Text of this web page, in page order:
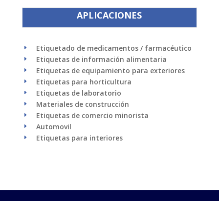
APLICACIONES
E Etiquetado de medicamentos / farmacéutico
E Etiquetas de información alimentaria
E Etiquetas de equipamiento para exteriores
E Etiquetas para horticultura
E Etiquetas de laboratorio
E Materiales de construcción
E Etiquetas de comercio minorista
E Automovil
E Etiquetas para interiores